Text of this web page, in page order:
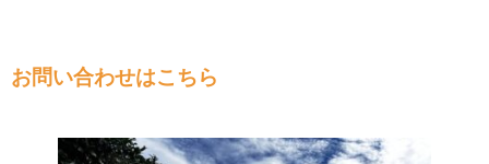
お問い合わせはこちら